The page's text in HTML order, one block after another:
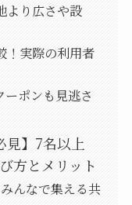
より広さや設
！実際の利用者
ポンも見逃さ
見】7名以上
方とメリット
んなで集える共